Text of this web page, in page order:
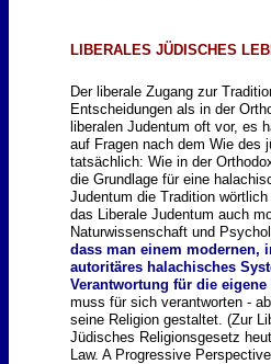
LIBERALES JÜDISCHES
Der liberale Zugang zur
Entscheidungen als in der
liberalen Judentum oft vor, es
auf Fragen nach dem Wie des
tatsächlich: Wie in der
die Grundlage für eine
Judentum die Tradition
das Liberale Judentum auch
Naturwissenschaft und
dass man einem modernen,
autoritäres halachisches
Verantwortung für die
muss für sich verantworten -
seine Religion gestaltet. (Zur
Jüdisches Religionsgesetz
Law. A Progressive